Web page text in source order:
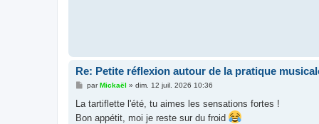
Re: Petite réflexion autour de la pratique
M
s
a
parMickaël » dim. 12 juil. 2026 10:36
La tartiflette l'été, tu aimes les sensations fortes !
Bon appétit, moi je reste sur du froid